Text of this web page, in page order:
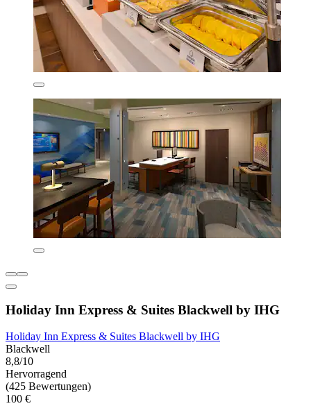
Holiday Inn Express & Suites Blackwell by IHG
Holiday Inn Express & Suites Blackwell by IHG
Blackwell
8,8/10
Hervorragend
(425 Bewertungen)
100 €